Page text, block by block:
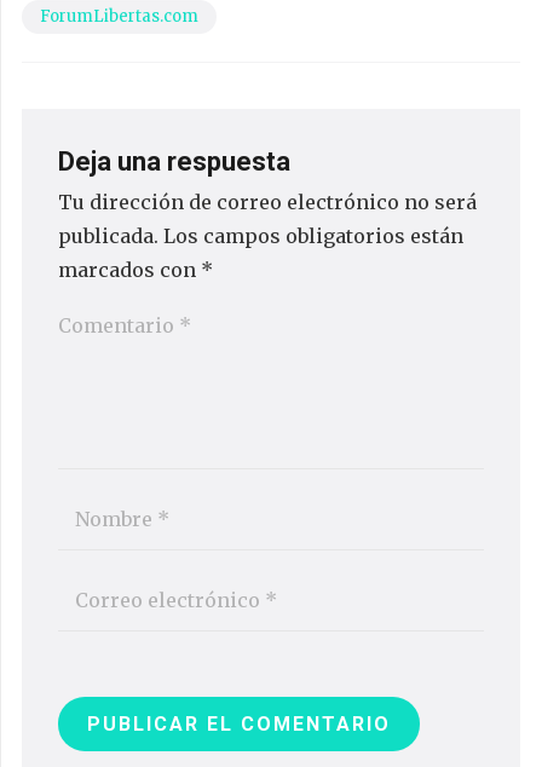
ForumLibertas.com
Deja una respuesta
Tu dirección de correo electrónico no será
publicada. Los campos obligatorios están
marcados con *
PUBLICAR EL COMENTARIO